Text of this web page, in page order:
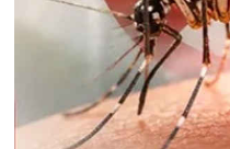
लिए 2 अरब डॉलर
चेन मजबूत करने